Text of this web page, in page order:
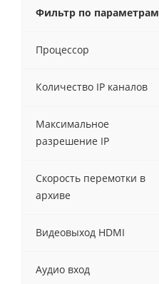
Фильтр по параметрам
Процессор
Количество IP каналов
Максимальное
разрешение IP
Скорость перемотки в
архиве
Видеовыход HDMI
Аудио вход